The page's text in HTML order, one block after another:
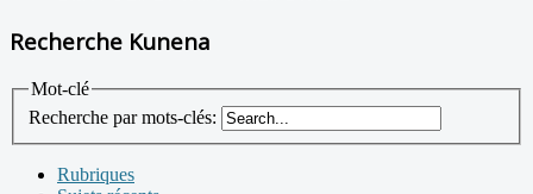
Recherche Kunena
Mot-clé
Recherche par mots-clés:
Rubriques